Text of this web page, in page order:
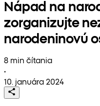
Nápad na
zorganizujte
narodeninovú
8 min čítania
•
10. januára 2024